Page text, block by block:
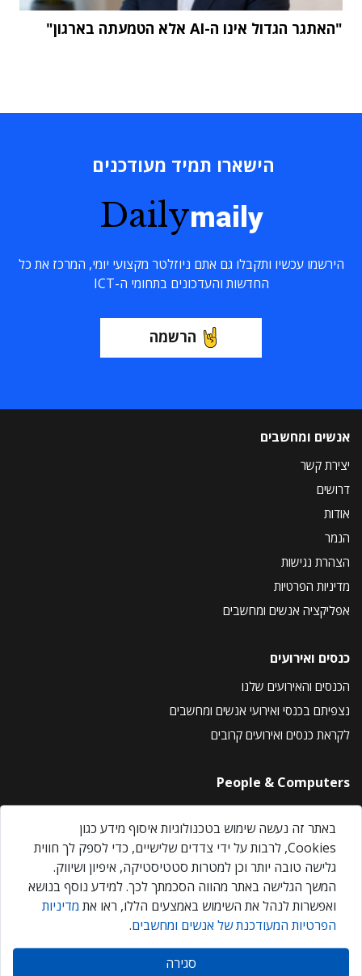
"האתגר הגדול אינו ה-AI אלא הטמעתה בארגון"
הישארו תמיד מעודכנים
Dailymaily
הירשמו עכשיו ותקבלו גם אתם ניוזלטר מקצועי יומי, המרכז את כל
החדשות והעדכונים בתחומי ה-ICT
הרשמה
אנשים ומחשבים
יצירת קשר
דרושים
אודות
הנמר
הצהרת נגישות
מדיניות הפרטיות
אפליקציה אנשים ומחשבים
כנסים ואירועים
הכנסים והאירועים שלנו
נצפיתם בכנסי ואירועי אנשים ומחשבים
לקראת כנסים ואירועים קרובים
People & Computers
About Us
Privacy Policy
Contact Us
Our Events
אנשים ומחשבים © 2026 – כל הזכויות שמורות
באתר זה נעשה שימוש בטכנולוגיות איסוף מידע כגון
Cookies, לרבות על ידי צדדים שלישיים, כדי לספק לך חווית
גלישה טובה יותר וכן למטרות סטטיסטיקה, איפיון ושיווק.
המשך הגלישה באתר מהווה הסכמתך לכך. למידע נוסף בנושא
ואפשרות לנהל את השימוש באמצעים הללו, ראו את מדיניות
הפרטיות המעודכנת של אנשים ומחשבים.
סגירה